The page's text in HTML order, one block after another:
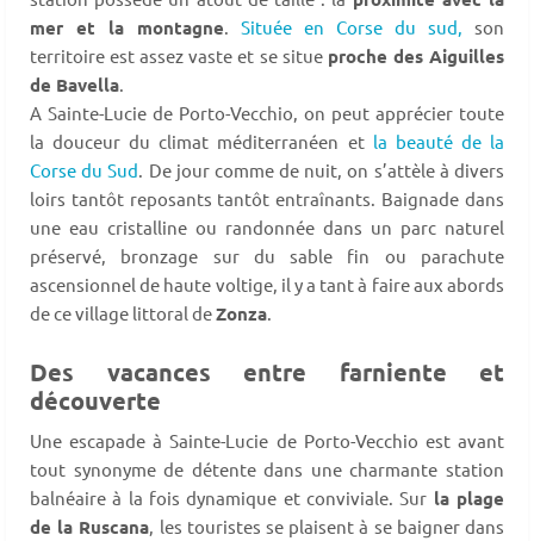
mer et la montagne
Située en Corse du sud,
son
territoire est assez vaste et se situe proche des Aiguilles
de Bavella
A Sainte-Lucie de Porto-Vecchio, on peut apprécier toute
la douceur du climat méditerranéen et la beauté de la
Corse du Sud . De jour comme de nuit, on s’attèle à divers
loirs tantôt reposants tantôt entraînants. Baignade dans
une eau cristalline ou randonnée dans un parc naturel
préservé, bronzage sur du sable fin ou parachute
ascensionnel de haute voltige, il y a tant à faire aux abords
de ce village littoral deZonza
Des vacances entre farniente et
découverte
Une escapade à Sainte-Lucie de Porto-Vecchio est avant
tout synonyme de détente dans une charmante station
balnéaire à la fois dynamique et conviviale. Sur la plage
de la Ruscana , les touristes se plaisent à se baigner dans